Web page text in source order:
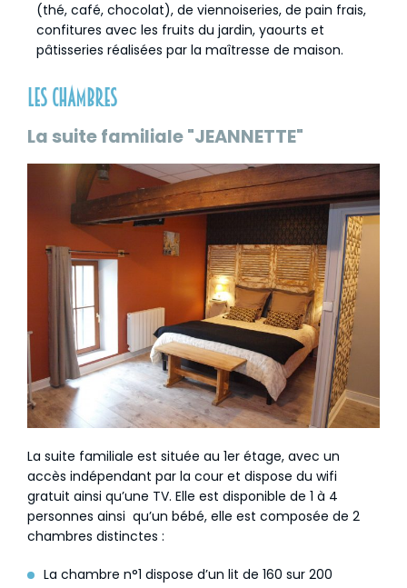
(thé, café, chocolat), de viennoiseries, de pain frais,
confitures avec les fruits du jardin, yaourts et
pâtisseries réalisées par la maîtresse de maison.
Les chambres
La suite familiale "JEANNETTE"
La suite familiale est située au 1er étage, avec un
accès indépendant par la cour et dispose du wifi
gratuit ainsi qu’une TV. Elle est disponible de 1 à 4
personnes ainsi qu’un bébé, elle est composée de 2
chambres distinctes :
La chambre n°1 dispose d’un lit de 160 sur 200